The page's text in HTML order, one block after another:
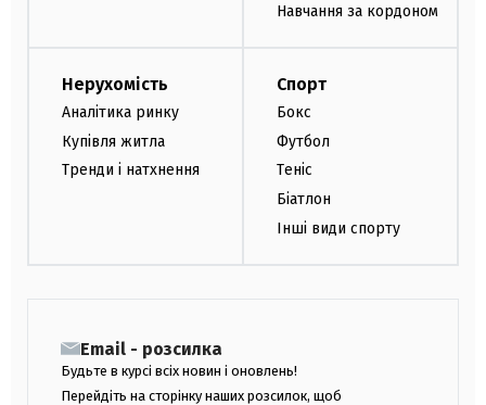
Навчання за кордоном
Нерухомість
Аналітика ринку
Купівля житла
Тренди і натхнення
Спорт
Бокс
Футбол
Теніс
Біатлон
Інші види спорту
Email - розсилка
Будьте в курсі всіх новин і оновлень!
Перейдіть на сторінку наших розсилок, щоб